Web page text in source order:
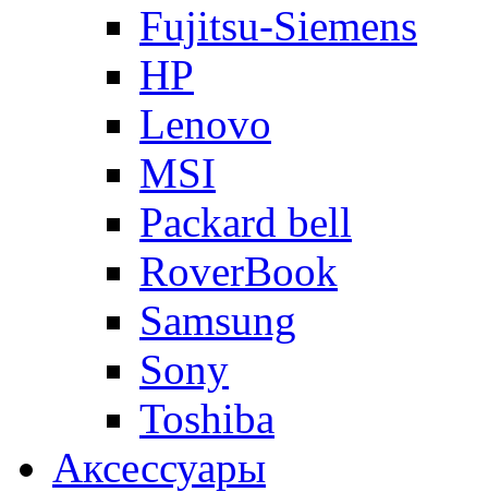
Fujitsu-Siemens
HP
Lenovo
MSI
Packard bell
RoverBook
Samsung
Sony
Toshiba
Аксессуары